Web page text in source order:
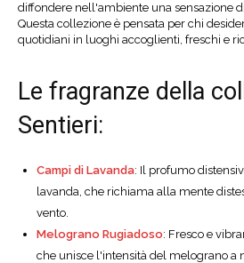
diffondere nell'ambiente una sensazione di
Questa collezione è pensata per chi
quotidiani in luoghi accoglienti, freschi e
Le fragranze della
Sentieri:
Campi di Lavanda: Il profumo
lavanda, che richiama alla mente
vento.
Melograno Rugiadoso: Fresco e
che unisce l'intensità del melograno a